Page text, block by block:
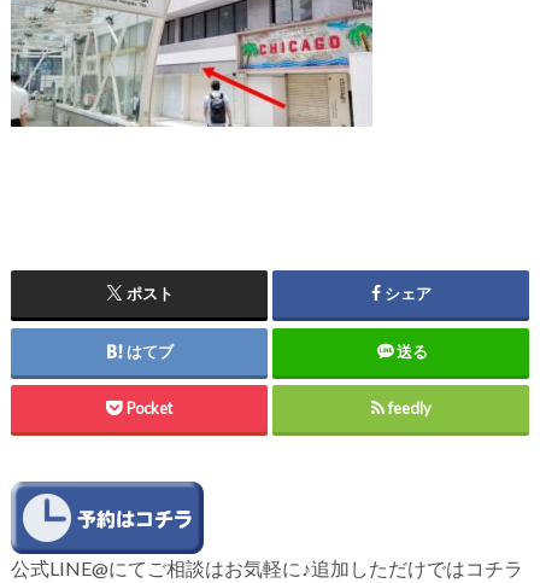
ポスト シェア
はてブ 送る
Pocket feedly
公式LINE@にてご相談はお気軽に♪追加しただけではコチラ